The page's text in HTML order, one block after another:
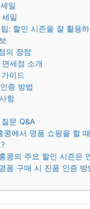
일
일
팁: 할인 시즌을 잘 활용
의 장점
세점 소개
이드
증 방법
항
문 Q&A
콩에서 명품 쇼핑을 할
콩의 주요 할인 시즌은
품 구매 시 진품 인증 방